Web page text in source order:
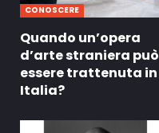
CONOSCERE
Quando un’opera
d’arte straniera può
essere trattenuta in
Italia?